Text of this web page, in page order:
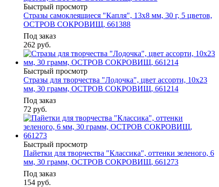
Быстрый просмотр
Стразы самоклеящиеся "Капля", 13х8 мм, 30 г, 5 цветов,
ОСТРОВ СОКРОВИЩ, 661388
Под заказ
262 руб.
Быстрый просмотр
Стразы для творчества "Лодочка", цвет ассорти, 10х23
мм, 30 грамм, ОСТРОВ СОКРОВИЩ, 661214
Под заказ
72 руб.
Быстрый просмотр
Пайетки для творчества "Классика", оттенки зеленого, 6
мм, 30 грамм, ОСТРОВ СОКРОВИЩ, 661273
Под заказ
154 руб.